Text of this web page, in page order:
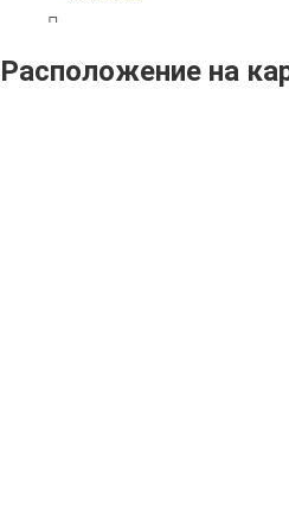
Расположение на